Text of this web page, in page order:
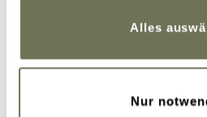
Alles
Nur
frequently misdiagnosed
care 23(2) (2010) 81-92; quiz